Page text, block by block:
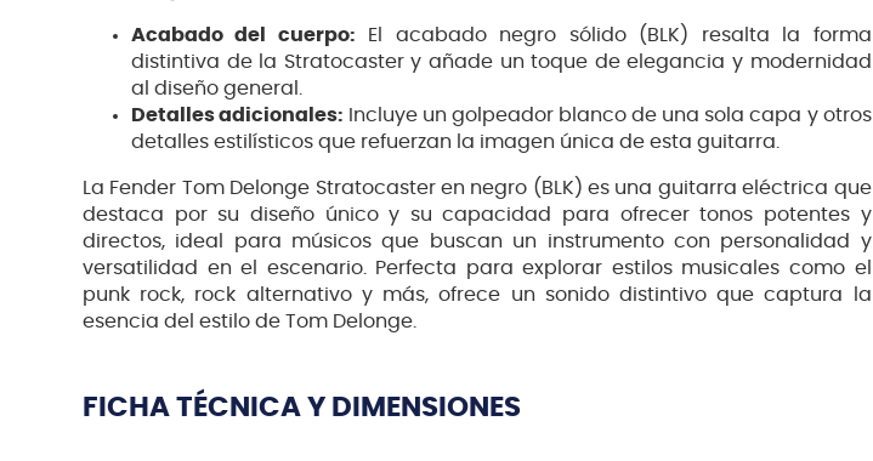
Acabado del cuerpo: El acabado negro sólido (BLK) resalta la forma
distintiva de la Stratocaster y añade un toque de elegancia y modernidad
al diseño general.
Detalles adicionales: Incluye un golpeador blanco de una sola capa y otros
detalles estilísticos que refuerzan la imagen única de esta guitarra.
La Fender Tom Delonge Stratocaster en negro (BLK) es una guitarra eléctrica que
destaca por su diseño único y su capacidad para ofrecer tonos potentes y
directos, ideal para músicos que buscan un instrumento con personalidad y
versatilidad en el escenario. Perfecta para explorar estilos musicales como el
punk rock, rock alternativo y más, ofrece un sonido distintivo que captura la
esencia del estilo de Tom Delonge.
FICHA TÉCNICA Y DIMENSIONES